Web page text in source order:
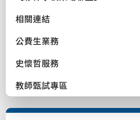
相關連結
公費生業務
史懷哲服務
教師甄試專區